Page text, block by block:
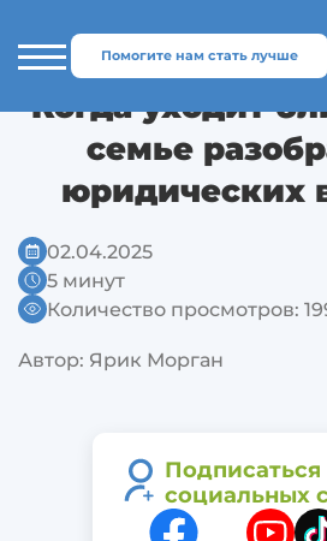
Помогите нам стать лучше
Когда уходит близкий: как
Когда уходит
семье
юридических
02.04.2025
5 минут
Количество просмотров:
Автор: Ярик Морган
Подписаться
социальных